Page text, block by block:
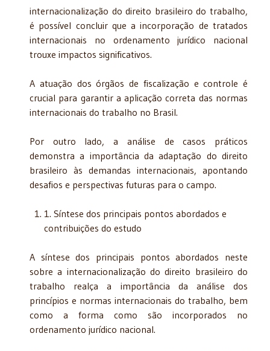
internacionalização do direito brasileiro do trabalho,
é possível concluir que a incorporação de tratados
internacionais no ordenamento jurídico nacional
trouxe impactos significativos.
A atuação dos órgãos de fiscalização e controle é
crucial para garantir a aplicação correta das normas
internacionais do trabalho no Brasil.
Por outro lado, a análise de casos práticos
demonstra a importância da adaptação do direito
brasileiro às demandas internacionais, apontando
desafios e perspectivas futuras para o campo.
1. Síntese dos principais pontos abordados e
contribuições do estudo
A síntese dos principais pontos abordados neste
sobre a internacionalização do direito brasileiro do
trabalho realça a importância da análise dos
princípios e normas internacionais do trabalho, bem
como a forma como são incorporados no
ordenamento jurídico nacional.